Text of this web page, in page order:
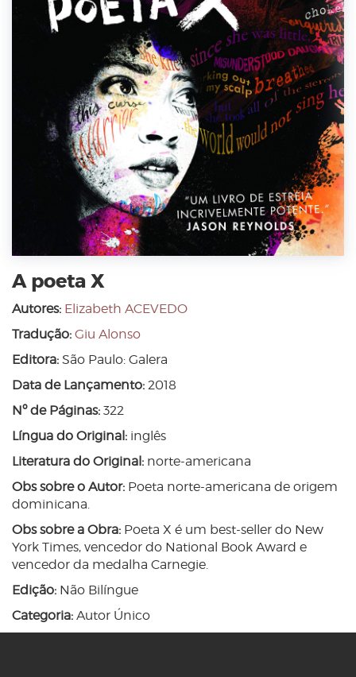
A poeta X
Autores: Elizabeth ACEVEDO
Tradução: Giu Alonso
Editora: São Paulo: Galera
Data de Lançamento: 2018
Nº de Páginas: 322
Língua do Original: inglês
Literatura do Original: norte-americana
Obs sobre o Autor: Poeta norte-americana de origem
dominicana.
Obs sobre a Obra: Poeta X é um best-seller do New
York Times, vencedor do National Book Award e
vencedor da medalha Carnegie.
Edição: Não Bilíngue
Categoria: Autor Único